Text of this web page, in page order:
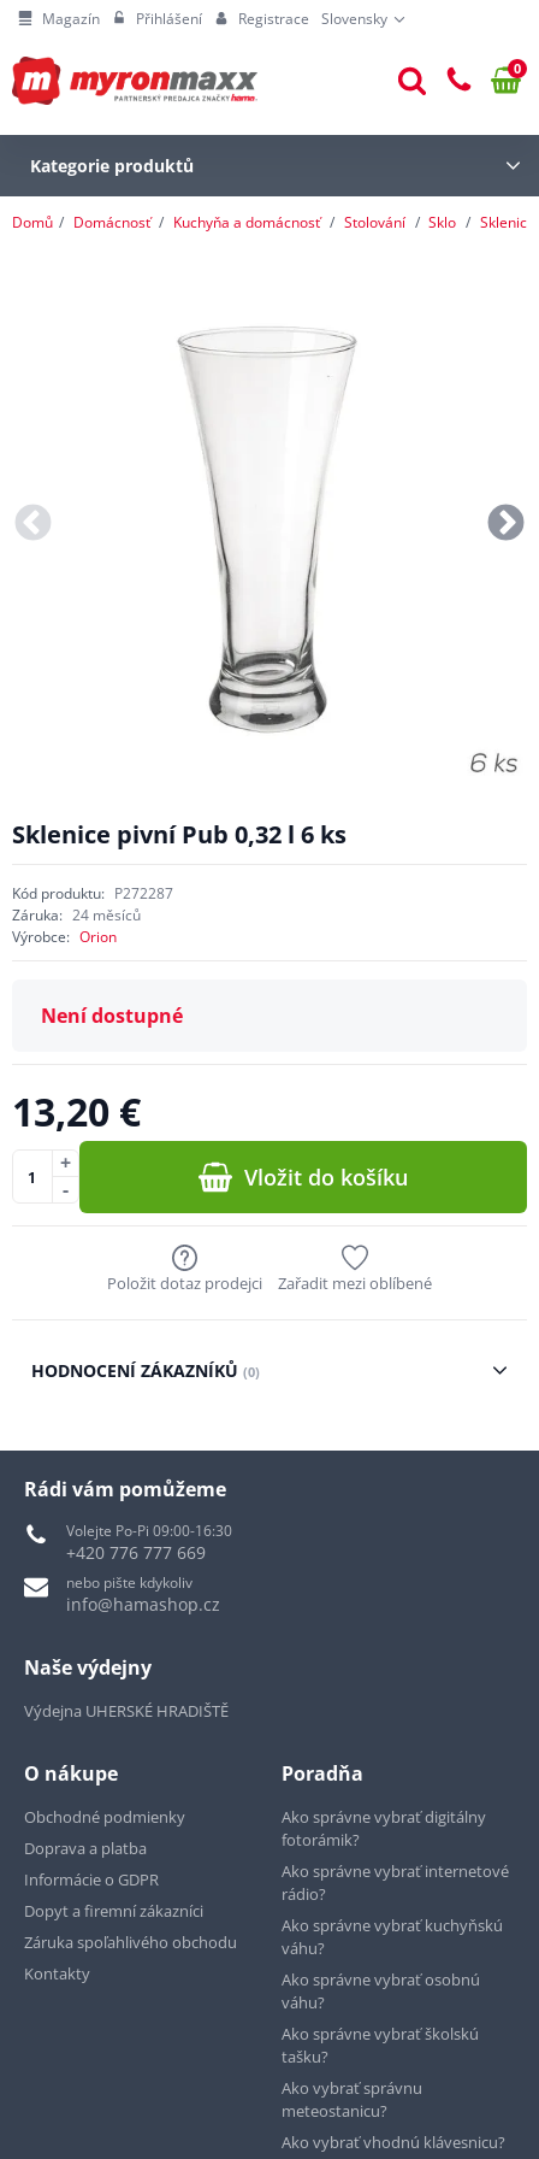
Magazín Přihlášení Registrace Slovensky
0
Kategorie produktů
Domů Domácnosť Kuchyňa a domácnosť Stolování Sklo Sklenice
Sklenice pivní Pub 0,32 l 6 ks
Kód produktu: P272287
Záruka: 24 měsíců
Výrobce: Orion
Není dostupné
13,20 €
-
+ Vložit do košíku
Položit dotaz prodejci Zařadit mezi oblíbené
HODNOCENÍ ZÁKAZNÍKŮ (0)
Rádi vám pomůžeme
Volejte Po-Pi 09:00-16:30
+420 776 777 669
nebo pište kdykoliv
info@hamashop.cz
Naše výdejny
Výdejna UHERSKÉ HRADIŠTĚ
O nákupe
Obchodné podmienky
Doprava a platba
Informácie o GDPR
Dopyt a firemní zákazníci
Záruka spoľahlivého obchodu
Kontakty
Poradňa
Ako správne vybrať digitálny
fotorámik?
Ako správne vybrať internetové
rádio?
Ako správne vybrať kuchyňskú
váhu?
Ako správne vybrať osobnú
váhu?
Ako správne vybrať školskú
tašku?
Ako vybrať správnu
meteostanicu?
Ako vybrať vhodnú klávesnicu?